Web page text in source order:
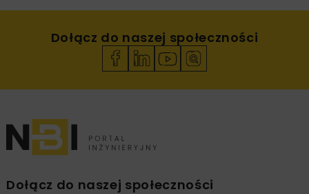
Dołącz do naszej społeczności
Dołącz do naszej społeczności